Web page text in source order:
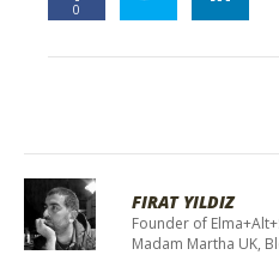
0
FIRAT YILDIZ
Founder of
Madam Martha UK,